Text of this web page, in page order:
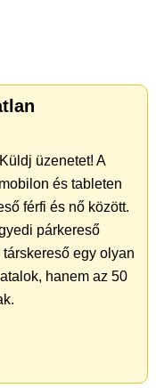
üzenetet! A
és tableten
férfi és nő között.
párkereső
egy olyan
hanem az 50